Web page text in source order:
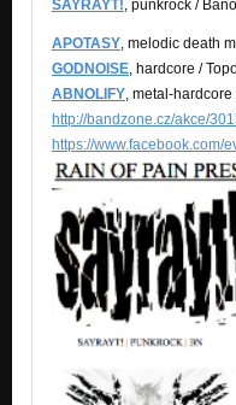
SAYRAYT!, punkrock /
APOTASY, melodic death
GODNOISE, hardcore /
ABNOLIFY, metal-
http://bandzone.cz/akce/
https://www.facebook.com/